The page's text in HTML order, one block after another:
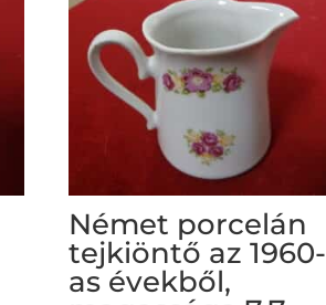
Német porcelán
tejkiöntő az 1960-
as évekből,